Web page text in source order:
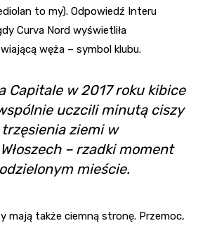
to my). Odpowiedź Interu
Curva Nord wyświetliła
węża – symbol klubu.
Capitale w 2017 roku kibice
uczcili minutą ciszy
ziemi w
– rzadki moment
mieście.
mają także ciemną stronę. Przemoc,